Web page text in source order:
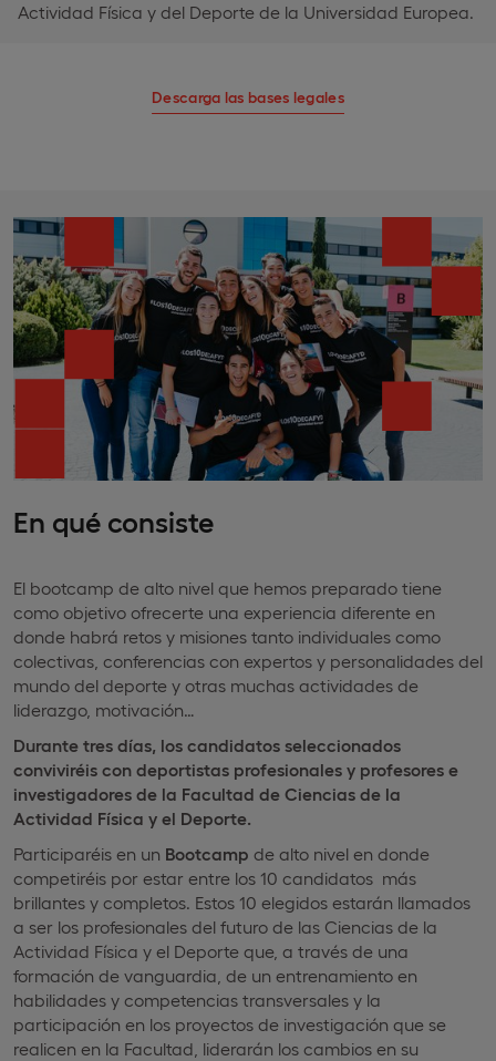
Actividad Física y del Deporte de la Universidad Europea.
Descarga las bases legales
En qué consiste
El bootcamp de alto nivel que hemos preparado tiene
como objetivo ofrecerte una experiencia diferente en
donde habrá retos y misiones tanto individuales como
colectivas, conferencias con expertos y personalidades del
mundo del deporte y otras muchas actividades de
liderazgo, motivación…
Durante tres días, los candidatos seleccionados
conviviréis con deportistas profesionales y profesores e
investigadores de la Facultad de Ciencias de la
Actividad Física y el Deporte.
Participaréis en un Bootcamp de alto nivel en donde
competiréis por estar entre los 10 candidatos más
brillantes y completos. Estos 10 elegidos estarán llamados
a ser los profesionales del futuro de las Ciencias de la
Actividad Física y el Deporte que, a través de una
formación de vanguardia, de un entrenamiento en
habilidades y competencias transversales y la
participación en los proyectos de investigación que se
realicen en la Facultad, liderarán los cambios en su